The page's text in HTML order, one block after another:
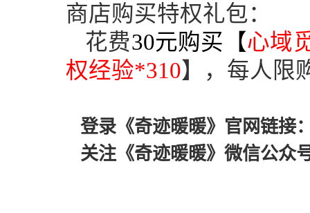
商店购买特权礼包：
花费30元购买【心域
权经验*310】 ，每人限
登录《奇迹暖暖》官网链接
关注《奇迹暖暖》微信公众